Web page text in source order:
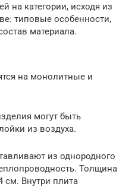
на категории, исходя из
типовые особенности,
материала.
на монолитные и
могут быть
из воздуха.
из однородного
Толщина
см. Внутри плита